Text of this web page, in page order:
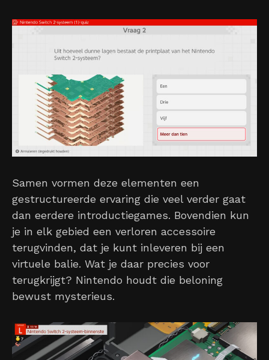
Samen vormen deze elementen een
gestructureerde ervaring die veel verder gaat
dan eerdere introductiegames. Bovendien kun
je in elk gebied een verloren accessoire
terugvinden, dat je kunt inleveren bij een
virtuele balie. Wat je daar precies voor
terugkrijgt? Nintendo houdt die beloning
bewust mysterieus.